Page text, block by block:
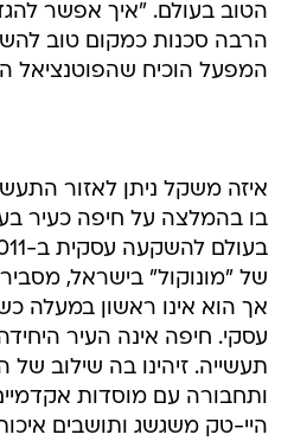
הטוב בעולם. "איך אפשר
הרבה סכנות כמקום טוב
המפעל הוכיח שהפוטנציאל
איזה משקל ניתן לאזור
בו בהמלצה על חיפה כעיר
של "מונוקול" בישראל,
אך הוא אינו ראשון במעלה
עסקי. חיפה אינה העיר
תעשייה. זיהינו בה שילוב
ותחבורה עם מוסדות
היי-טק משגשג ותושבים